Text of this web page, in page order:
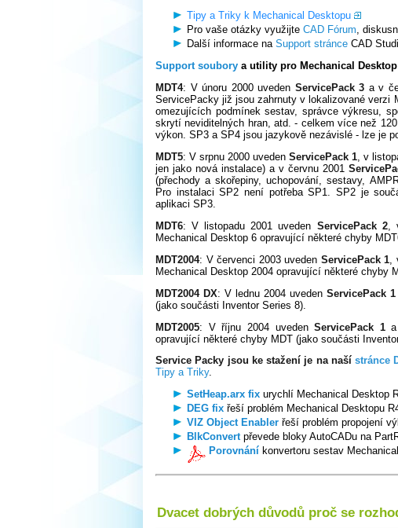
Tipy a Triky k Mechanical Desktopu
Pro vaše otázky využijte CAD Fórum ,
Další informace na Support stránce CAD
Support soubory a utility pro Mechanical
MDT4: V únoru 2000 uveden ServicePack 3 a v
ServicePacky již jsou zahrnuty v lokalizované verzi
omezujících podmínek sestav, správce výkresu,
skrytí neviditelných hran, atd. - celkem více než
výkon. SP3 a SP4 jsou jazykově nezávislé - lze je
MDT5: V srpnu 2000 uveden ServicePack 1 , v
jen jako nová instalace) a v červnu 2001
(přechody a skořepiny, uchopování, sestavy,
Pro instalaci SP2 není potřeba SP1. SP2 je
aplikaci SP3.
MDT6: V listopadu 2001 uveden ServicePack 2,
Mechanical Desktop 6 opravující některé chyby
MDT2004: V červenci 2003 uveden ServicePack 1
Mechanical Desktop 2004 opravující některé chyby
MDT2004 DX: V lednu 2004 uvedenServicePack 1
(jako součásti Inventor Series 8).
MDT2005: V říjnu 2004 uvedenServicePack 1a
opravující některé chyby MDT (jako součásti
Service Packy jsou ke stažení je na naší stránce
Tipy a Triky.
SetHeap.arx fix urychlí Mechanical Desktop
DEG fix řeší problém Mechanical Desktopu
VIZ Object Enabler řeší problém propojení
BlkConvertpřevede bloky AutoCADu na
Porovnání konvertoru sestav
Dvacet dobrých důvodů proč se